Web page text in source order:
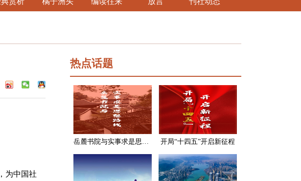
为中国社
热点话题
岳麓书院与实事求是思想路线 开局“十四五”开启新征程